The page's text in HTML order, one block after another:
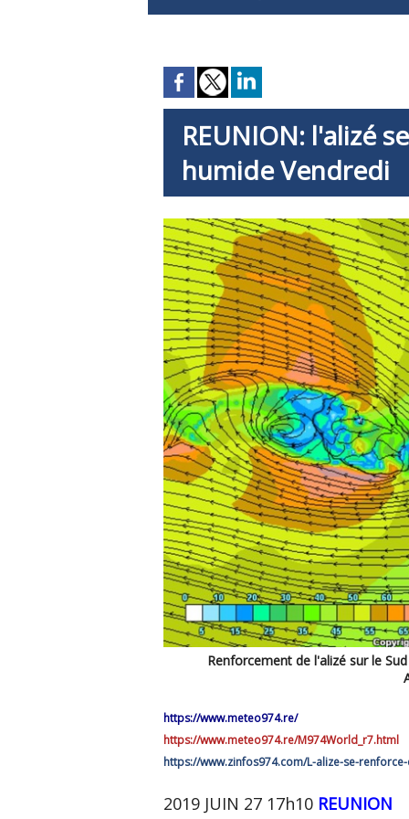
REUNION: l'alizé
humide Vendredi
Renforcement de l'alizé sur le
https://www.meteo974.re/
https://www.meteo974.re/M974World_r7.html
https://www.zinfos974.com/L-alize-se-
2019 JUIN 27 17h10 REUNION